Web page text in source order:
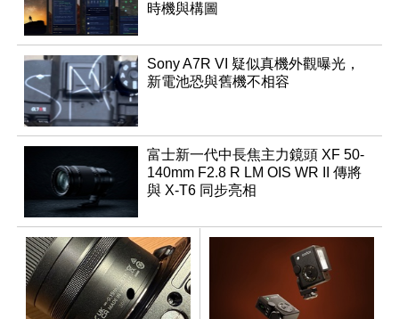
時機與構圖
Sony A7R VI 疑似真機外觀曝光，
新電池恐與舊機不相容
富士新一代中長焦主力鏡頭 XF 50-
140mm F2.8 R LM OIS WR II 傳將
與 X-T6 同步亮相